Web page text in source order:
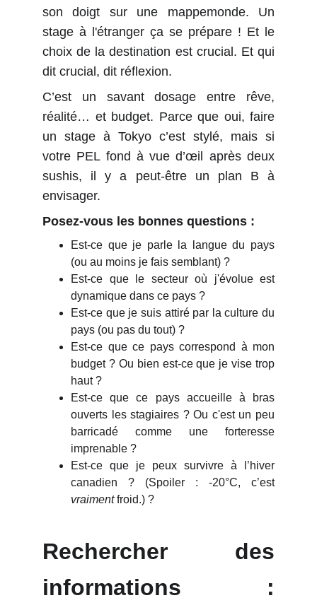
son doigt sur une mappemonde. Un
stage à l'étranger ça se prépare ! Et le
choix de la destination est crucial. Et qui
dit crucial, dit réflexion.
C’est un savant dosage entre rêve,
réalité… et budget. Parce que oui, faire
un stage à Tokyo c’est stylé, mais si
votre PEL fond à vue d’œil après deux
sushis, il y a peut-être un plan B à
envisager.
Posez-vous les bonnes questions :
Est-ce que je parle la langue du pays
(ou au moins je fais semblant) ?
Est-ce que le secteur où j'évolue est
dynamique dans ce pays ?
Est-ce que je suis attiré par la culture du
pays (ou pas du tout) ?
Est-ce que ce pays correspond à mon
budget ? Ou bien est-ce que je vise trop
haut ?
Est-ce que ce pays accueille à bras
ouverts les stagiaires ? Ou c'est un peu
barricadé comme une forteresse
imprenable ?
Est-ce que je peux survivre à l’hiver
canadien ? (Spoiler : -20°C, c’est
vraimentfroid.) ?
Rechercher des
informations :